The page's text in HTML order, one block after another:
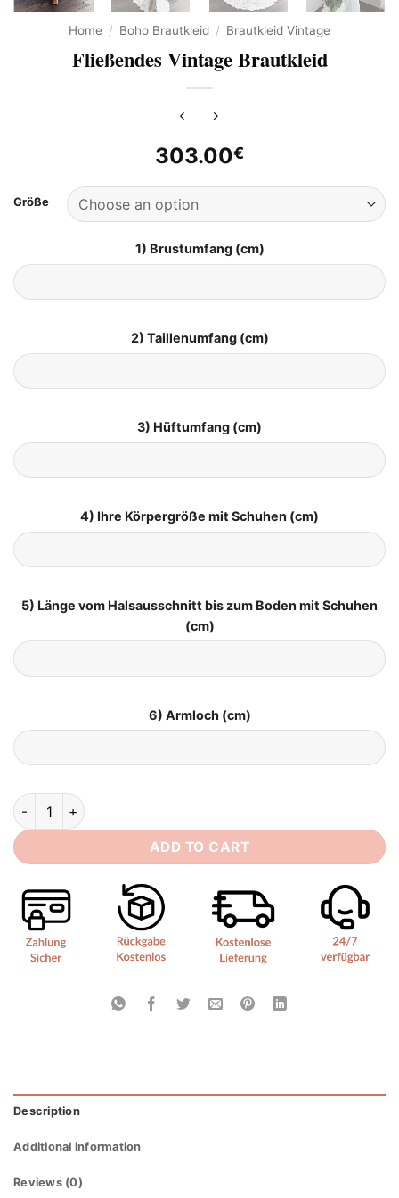
Home / Boho Brautkleid / Brautkleid Vintage
Fließendes Vintage Brautkleid
303.00€
Größe
1) Brustumfang (cm)
2) Taillenumfang (cm)
3) Hüftumfang (cm)
4) Ihre Körpergröße mit Schuhen (cm)
5) Länge vom Halsausschnitt bis zum Boden mit Schuhen
(cm)
6) Armloch (cm)
Fließendes Vintage Brautkleid quantity
ADD TO CART
Description
Additional information
Reviews (0)